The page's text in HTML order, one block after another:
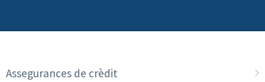
Assegurances de crèdit